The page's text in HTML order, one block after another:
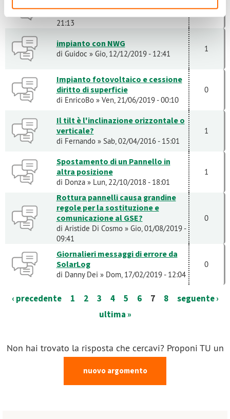
diGatto pastorius» Mer, 17/01/2018 -
21:13
1
impianto con NWG
di Guidoc » Gio, 12/12/2019 - 12:41
1
Impianto fotovoltaico e cessione
diritto di superficie
di EnricoBo» Ven, 21/06/2019 - 00:10
0
Il tilt è l'inclinazione orizzontale o
verticale?
di Fernando» Sab, 02/04/2016 - 15:01
1
Spostamento di un Pannello in
altra posizione
di Donza» Lun, 22/10/2018 - 18:01
1
Rottura pannelli causa grandine
regole per la sostituzione e
comunicazione al GSE?
di Aristide Di Cosmo» Gio, 01/08/2019 -
09:41
0
Giornalieri messaggi di errore da
SolarLog
di Danny Dei » Dom, 17/02/2019 - 12:04
0
‹ precedente 1 2 3 4 5 6 7 8
seguente ›
ultima »
Non hai trovato la risposta che cercavi? Proponi TU un
nuovo argomento